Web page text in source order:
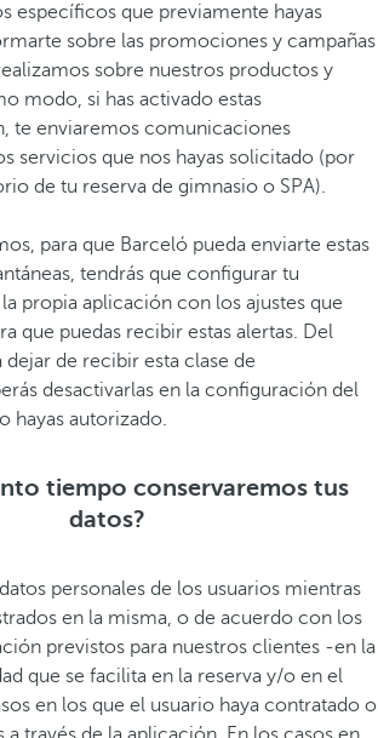
específicos que previamente hayas
sobre las promociones y campañas
sobre nuestros productos y
modo, si has activado estas
te enviaremos comunicaciones
servicios que nos hayas solicitado (por
de tu reserva de gimnasio o SPA).
para que Barceló pueda enviarte estas
tendrás que configurar tu
propia aplicación con los ajustes que
que puedas recibir estas alertas. Del
de recibir esta clase de
desactivarlas en la configuración del
hayas autorizado.
tiempo conservaremos tus
datos?
personales de los usuarios mientras
en la misma, o de acuerdo con los
previstos para nuestros clientes -en la
que se facilita en la reserva y/o en el
en los que el usuario haya contratado o